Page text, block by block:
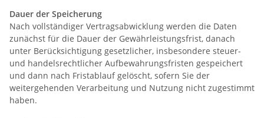
Dauer der Speicherung
Nach vollständiger Vertragsabwicklung werden die Daten
zunächst für die Dauer der Gewährleistungsfrist, danach
unter Berücksichtigung gesetzlicher, insbesondere steuer-
und handelsrechtlicher Aufbewahrungsfristen gespeichert
und dann nach Fristablauf gelöscht, sofern Sie der
weitergehenden Verarbeitung und Nutzung nicht zugestimmt
haben.